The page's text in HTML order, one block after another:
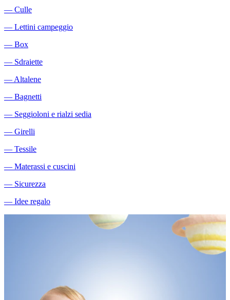
― Culle
― Lettini campeggio
― Box
― Sdraiette
―Altalene
― Bagnetti
― Seggioloni e rialzi sedia
― Girelli
― Tessile
― Materassi e cuscini
― Sicurezza
― Idee regalo